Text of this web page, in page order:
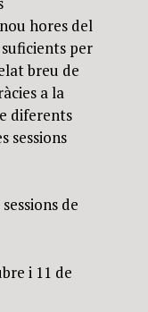
hores del
per
breu de
a la
diferents
sessions
de
i 11 de